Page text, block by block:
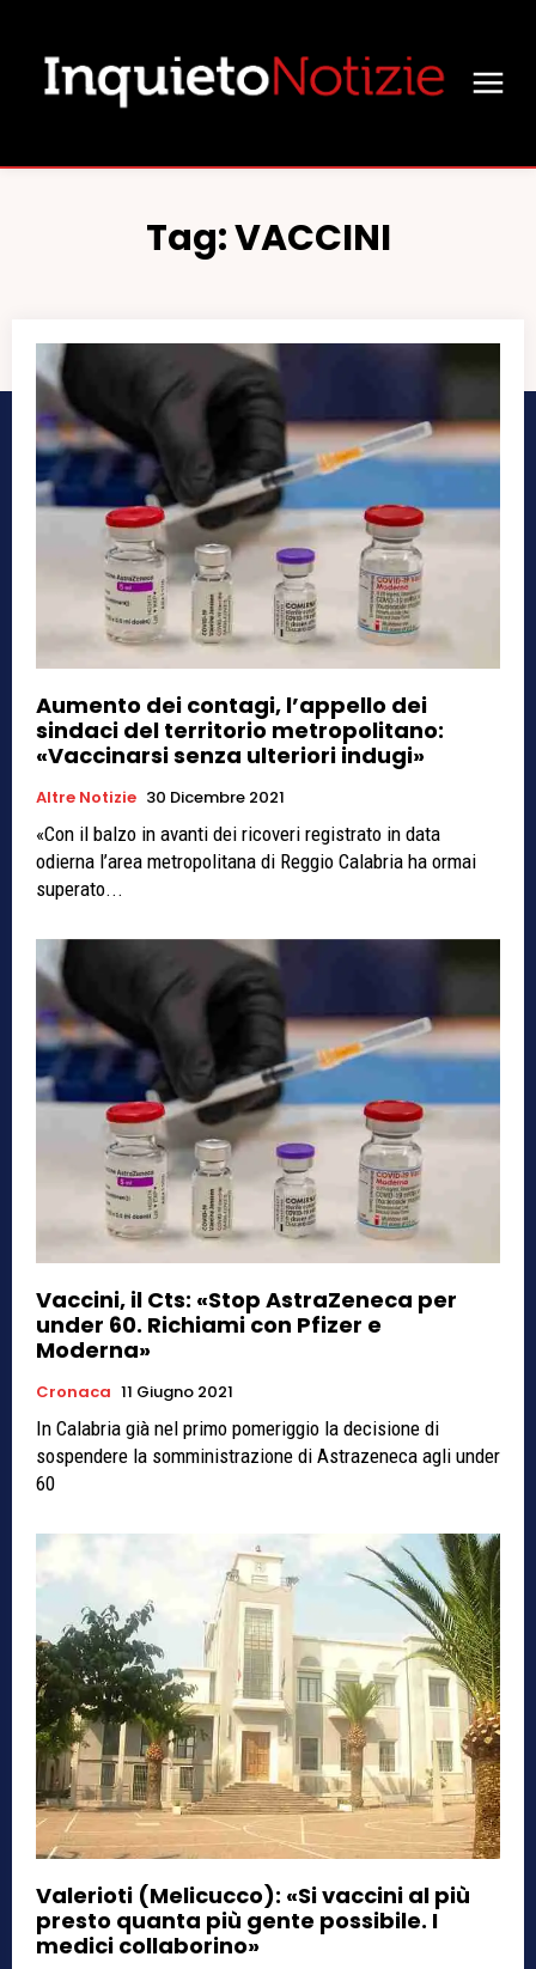
Tag:VACCINI
Aumento dei contagi, l’appello dei
sindaci del territorio metropolitano:
«Vaccinarsi senza ulteriori indugi»
Altre Notizie 30 Dicembre 2021
«Con il balzo in avanti dei ricoveri registrato in data
odierna l’area metropolitana di Reggio Calabria ha ormai
superato...
Vaccini, il Cts: «Stop AstraZeneca per
under 60. Richiami con Pfizer e
Moderna»
Cronaca 11 Giugno 2021
In Calabria già nel primo pomeriggio la decisione di
sospendere la somministrazione di Astrazeneca agli under
60
Valerioti (Melicucco): «Si vaccini al più
presto quanta più gente possibile. I
medici collaborino»